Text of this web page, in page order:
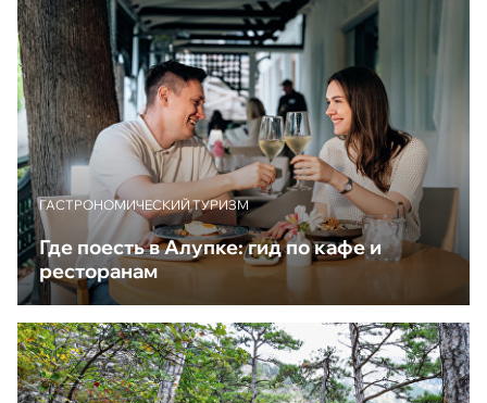
ГАСТРОНОМИЧЕСКИЙ ТУРИЗМ
Где поесть в Алупке: гид по кафе и
ресторанам